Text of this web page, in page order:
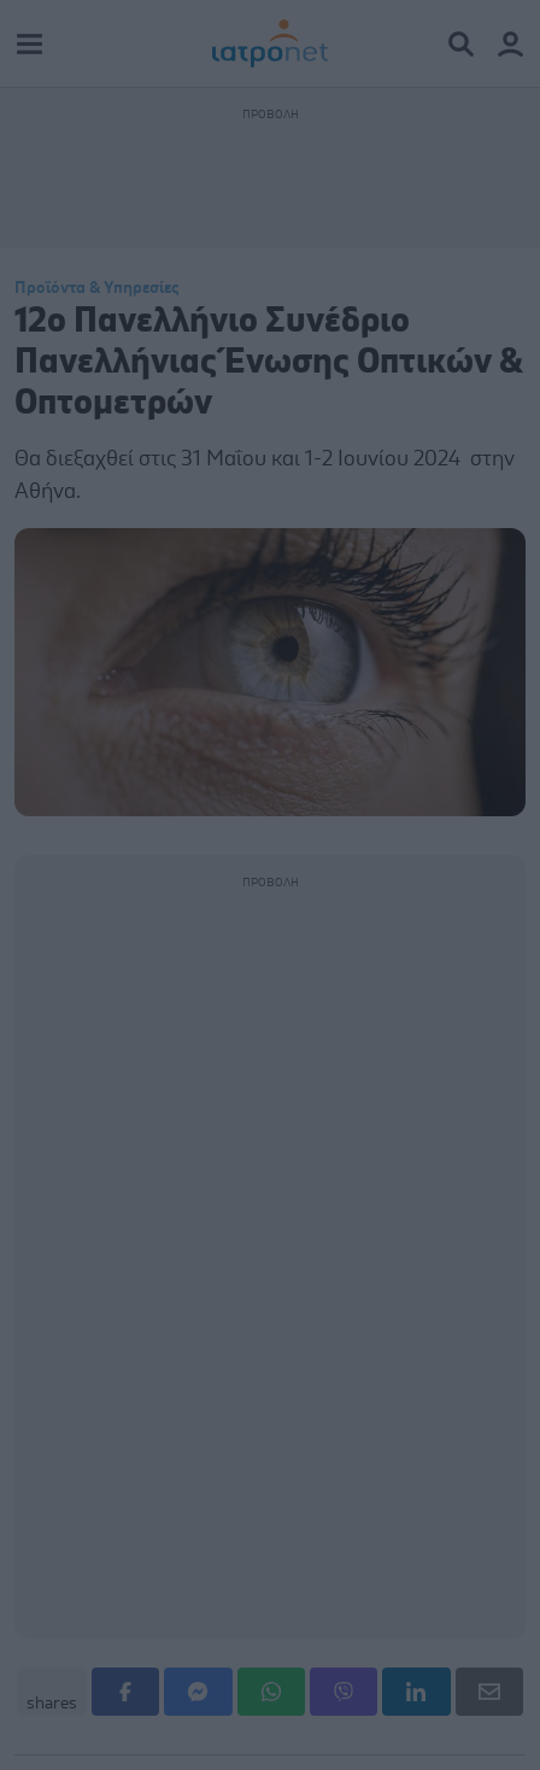
Προϊόντα & Υπηρεσίες
12o Πανελλήνιο Συνέδριο
Πανελλήνιας Ένωσης Οπτικών &
Οπτομετρών
Θα διεξαχθεί στις 31 Μαΐου και 1-2 Ιουνίου 2024 στην
Αθήνα.
shares